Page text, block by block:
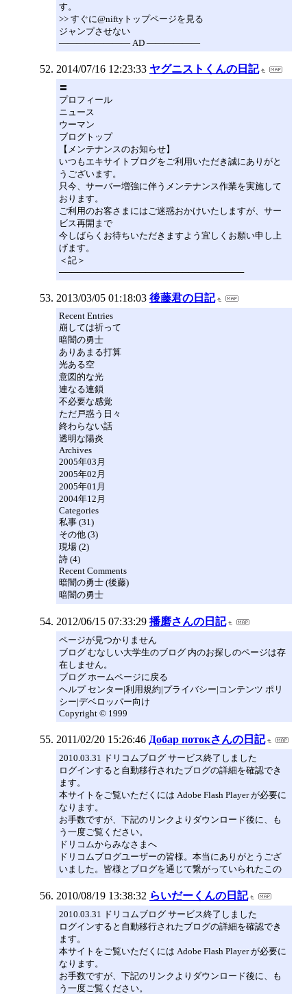
す。
>> すぐに@niftyトップページを見る
ジャンプさせない
―――――――― AD ――――――
2014/07/16 12:23:33 ヤグニストくんの日記
〓
プロフィール
ニュース
ウーマン
ブログトップ
【メンテナンスのお知らせ】
いつもエキサイトブログをご利用いただき誠にありがと
うございます。
只今、サーバー増強に伴うメンテナンス作業を実施して
おります。
ご利用のお客さまにはご迷惑おかけいたしますが、サー
ビス再開まで
今しばらくお待ちいただきますよう宜しくお願い申し上
げます。
＜記＞
──────────────────────────────
2013/03/05 01:18:03 後藤君の日記
Recent Entries
崩しては祈って
暗闇の勇士
ありあまる打算
光ある空
意図的な光
連なる連鎖
不必要な感覚
ただ戸惑う日々
終わらない話
透明な陽炎
Archives
2005年03月
2005年02月
2005年01月
2004年12月
Categories
私事 (31)
その他 (3)
現場 (2)
詩 (4)
Recent Comments
暗闇の勇士 (後藤)
暗闇の勇士
2012/06/15 07:33:29 播磨さんの日記
ページが見つかりません
ブログ むなしい大学生のブログ 内のお探しのページは存
在しません。
ブログ ホームページに戻る
ヘルプ センター|利用規約|プライバシー|コンテンツ ポリ
シー|デベロッパー向け
Copyright © 1999
2011/02/20 15:26:46 Добар потокさんの日記
2010.03.31 ドリコムブログ サービス終了しました
ログインすると自動移行されたブログの詳細を確認でき
ます。
本サイトをご覧いただくには Adobe Flash Player が必要に
なります。
お手数ですが、下記のリンクよりダウンロード後に、も
う一度ご覧ください。
ドリコムからみなさまへ
ドリコムブログユーザーの皆様。本当にありがとうござ
いました。皆様とブログを通じて繋がっていられたこの
2010/08/19 13:38:32 らいだーくんの日記
2010.03.31 ドリコムブログ サービス終了しました
ログインすると自動移行されたブログの詳細を確認でき
ます。
本サイトをご覧いただくには Adobe Flash Player が必要に
なります。
お手数ですが、下記のリンクよりダウンロード後に、も
う一度ご覧ください。